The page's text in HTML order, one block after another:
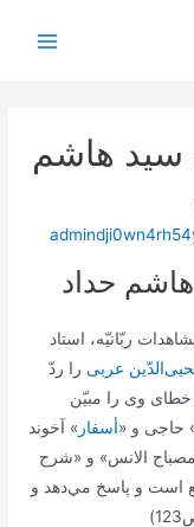
سید هاشم
حداد
ربّانيّه، استاد
عربى را ردّ
خطاى وى را مبيّن
حاجى و «أسفار » آخوند
الانس» و «شرح
است و پاسخ مي‌دهد و